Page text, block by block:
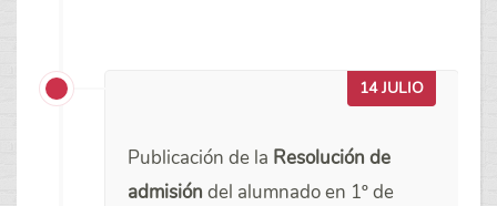
14 JULIO
Publicación de la Resolución de
admisión del alumnado en 1º de